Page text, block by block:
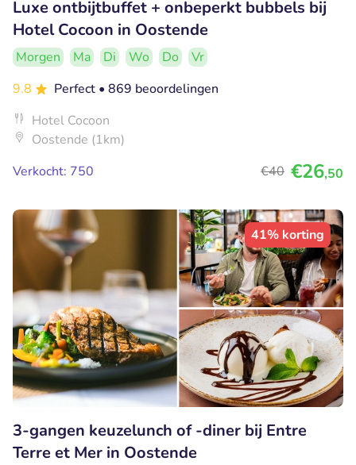
Luxe ontbijtbuffet + onbeperkt bubbels bij
Hotel Cocoon in Oostende
Morgen Ma Di Wo Do
Vr
9.8
Perfect • 869 beoordelingen
Hotel Cocoon
Oostende (1km)
Verkocht: 750
€40 €26,50
41% korting
3-gangen keuzelunch of -diner bij Entre
Terre et Mer in Oostende